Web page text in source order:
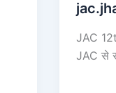
JAC
JAC से